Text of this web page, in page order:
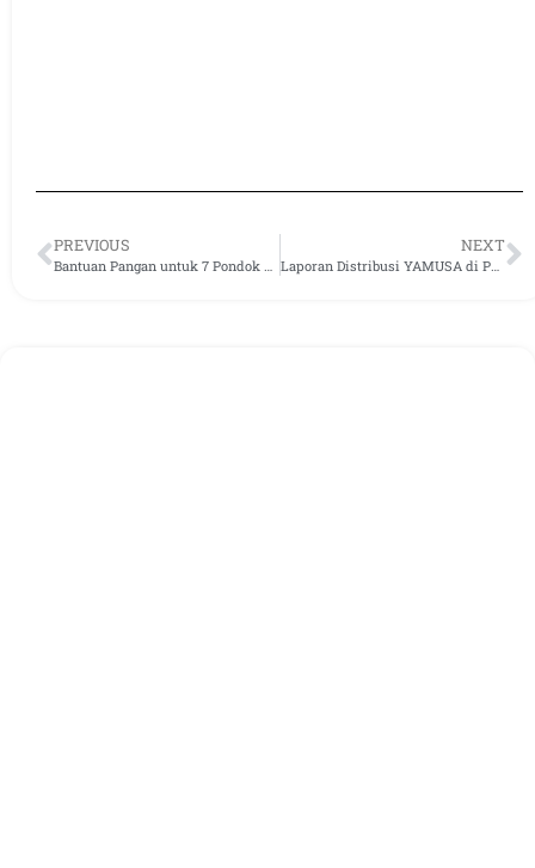
PREVIOUS
Bantuan Pangan untuk 7 Pondok Pesantren di Bogor
NEXT
Laporan Distribusi YAMUSA di Pekan Pertama Maret 2023